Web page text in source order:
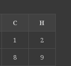
С Н
1
2
8
9